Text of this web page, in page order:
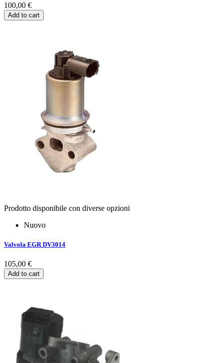
100,00 €
Add to cart
Prodotto disponibile con diverse opzioni
Nuovo
Valvola EGR DV3014
105,00 €
Add to cart